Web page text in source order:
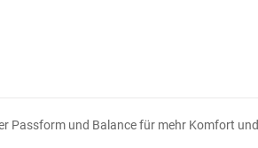
Passform und Balance für mehr Komfort und